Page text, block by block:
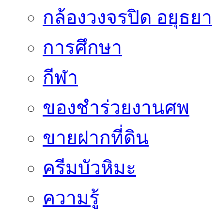
กล้องวงจรปิด อยุธยา
การศึกษา
กีฬา
ของชำร่วยงานศพ
ขายฝากที่ดิน
ครีมบัวหิมะ
ความรู้